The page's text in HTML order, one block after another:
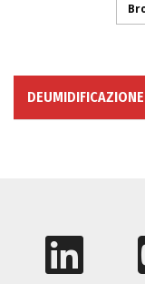
DEUMIDIFICAZIONE